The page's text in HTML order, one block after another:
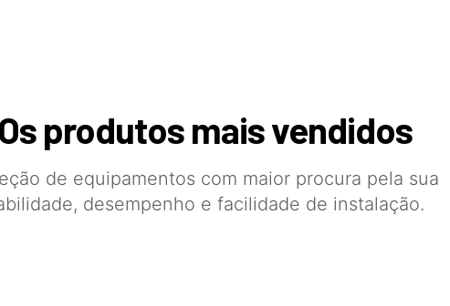
produtos mais vendidos
de equipamentos com maior procura pela sua
desempenho e facilidade de instalação.